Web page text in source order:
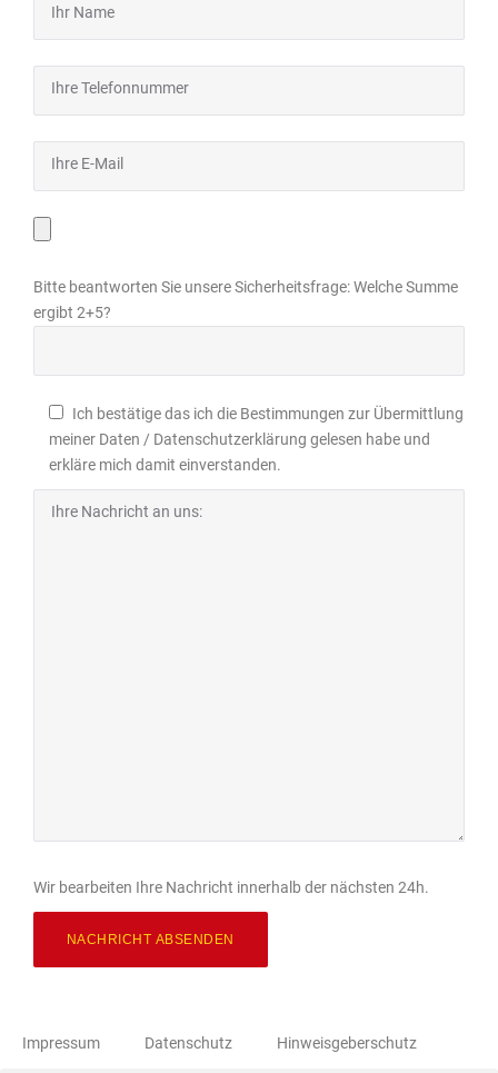
Bitte beantworten Sie unsere Sicherheitsfrage: Welche Summe
ergibt 2+5?
Ich bestätige das ich die Bestimmungen zur Übermittlung
meiner Daten / Datenschutzerklärung gelesen habe und
erkläre mich damit einverstanden.
Wir bearbeiten Ihre Nachricht innerhalb der nächsten 24h.
Impressum Datenschutz Hinweisgeberschutz